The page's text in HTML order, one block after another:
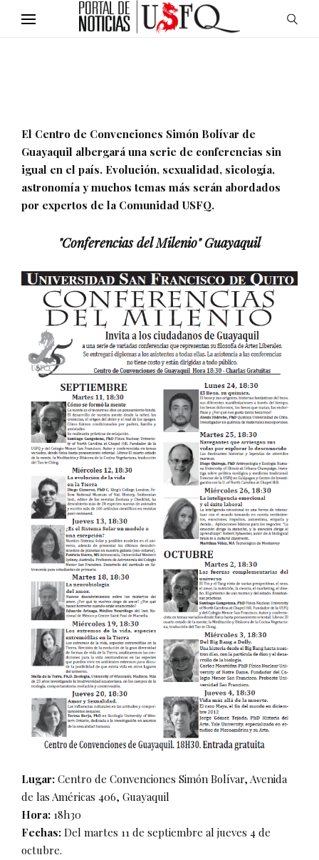
El Centro de Convenciones Simón Bolívar de
Guayaquil albergará una serie de conferencias sin
igual en el país. Evolución, sexualidad, sicología,
astronomía y muchos temas más serán abordados
por expertos de la Comunidad USFQ.
"Conferencias del Milenio" Guayaquil
Lugar: Centro de Convenciones Simón Bolívar, Avenida
de las Américas 406, Guayaquil
Hora: 18h30
Fechas: Del martes 11 de septiembre al jueves 4 de
octubre.